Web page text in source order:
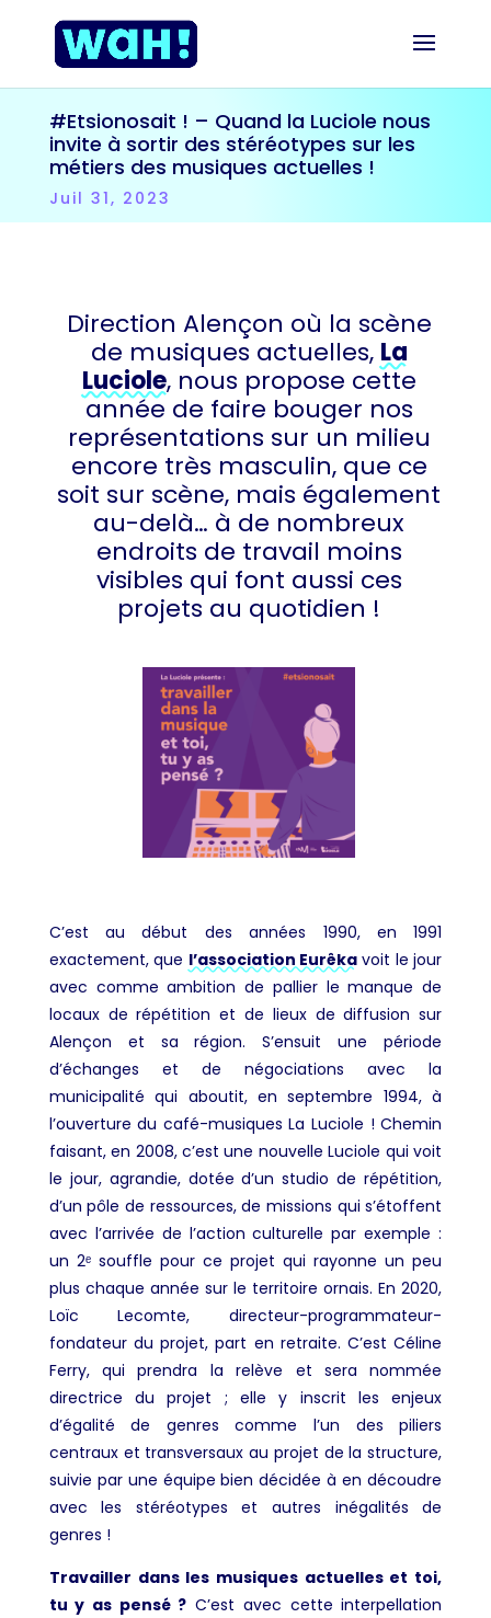
#Etsionosait ! – Quand la Luciole nous
invite à sortir des stéréotypes sur les
métiers des musiques actuelles !
Juil 31, 2023
Direction Alençon où la scène
de musiques actuelles, La
Luciole, nous propose cette
année de faire bouger nos
représentations sur un milieu
encore très masculin, que ce
soit sur scène, mais également
au-delà… à de nombreux
endroits de travail moins
visibles qui font aussi ces
projets au quotidien !
C’est au début des années 1990, en 1991
exactement, que l’association Eurêka voit le jour
avec comme ambition de pallier le manque de
locaux de répétition et de lieux de diffusion sur
Alençon et sa région. S’ensuit une période
d’échanges et de négociations avec la
municipalité qui aboutit, en septembre 1994, à
l’ouverture du café-musiques La Luciole ! Chemin
faisant, en 2008, c’est une nouvelle Luciole qui voit
le jour, agrandie, dotée d’un studio de répétition,
d’un pôle de ressources, de missions qui s’étoffent
avec l’arrivée de l’action culturelle par exemple :
un 2ᵉ souffle pour ce projet qui rayonne un peu
plus chaque année sur le territoire ornais. En 2020,
Loïc Lecomte, directeur-programmateur-
fondateur du projet, part en retraite. C’est Céline
Ferry, qui prendra la relève et sera nommée
directrice du projet ; elle y inscrit les enjeux
d’égalité de genres comme l’un des piliers
centraux et transversaux au projet de la structure,
suivie par une équipe bien décidée à en découdre
avec les stéréotypes et autres inégalités de
genres !
Travailler dans les musiques actuelles et toi,
tu y as pensé ? C’est avec cette interpellation